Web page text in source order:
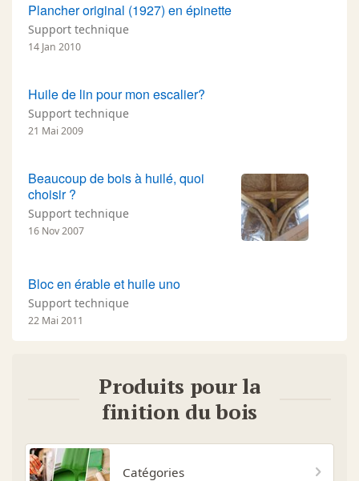
Plancher original (1927) en épinette
Support technique
14 Jan 2010
Huile de lin pour mon escalier?
Support technique
21 Mai 2009
Beaucoup de bois à huilé, quoi
choisir ?
Support technique
16 Nov 2007
Bloc en érable et huile uno
Support technique
22 Mai 2011
Produits pour la
finition du bois
Catégories